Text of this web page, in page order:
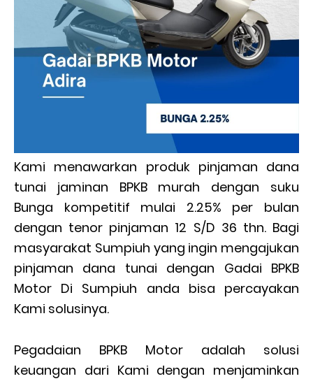
Kami menawarkan produk pinjaman dana
tunai jaminan BPKB murah dengan suku
Bunga kompetitif mulai 2.25% per bulan
dengan tenor pinjaman 12 S/D 36 thn. Bagi
masyarakat Sumpiuh yang ingin mengajukan
pinjaman dana tunai dengan Gadai BPKB
Motor Di Sumpiuh anda bisa percayakan
Kami solusinya.
Pegadaian BPKB Motor adalah solusi
keuangan dari Kami dengan menjaminkan